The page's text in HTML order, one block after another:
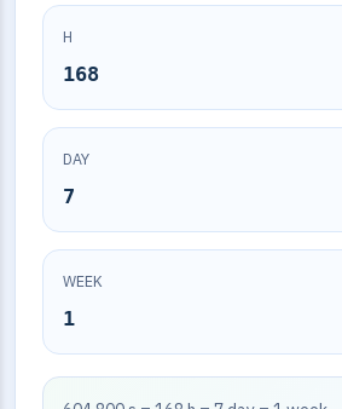
H
168
DAY
7
WEEK
1